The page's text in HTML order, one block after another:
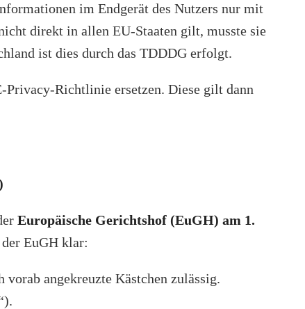
im Endgerät des Nutzers nur mit
direkt in allen EU-Staaten gilt, musste sie
ist dies durch das TDDDG erfolgt.
Privacy-Richtlinie ersetzen. Diese gilt dann
Europäische Gerichtshof (EuGH) am 1.
EuGH klar:
angekreuzte Kästchen zulässig.